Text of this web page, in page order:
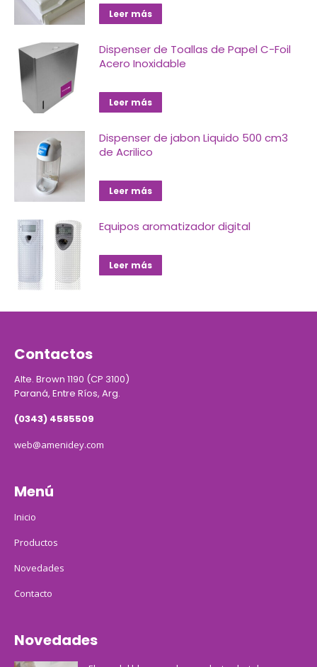
Leer más
Dispenser de Toallas de Papel C-Foil
Acero Inoxidable
Leer más
Dispenser de jabon Liquido 500 cm3
de Acrilico
Leer más
Equipos aromatizador digital
Leer más
Contactos
Alte. Brown 1190 (CP 3100)
Paraná, Entre Ríos, Arg.
(0343) 4585509
web@amenidey.com
Menú
Inicio
Productos
Novedades
Contacto
Novedades